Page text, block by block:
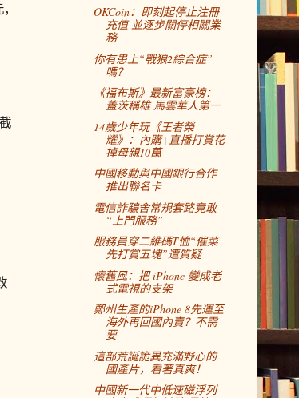
OKCoin：即刻起停止注冊
充值 並逐步關停相關業
務
你有患上“戰狼2綜合症”
嗎？
《福布斯》最新富豪榜：
蓋茨稱雄 馬雲華人第一
14歲少年玩《王者榮
耀》：內購+直播打賞花
掉母親10萬
中國移動與中國銀行合作
推出聯名卡
電信詐騙舍常規套路竟敢
“上門服務”
服務員穿二維碼T恤“催菜
先打賞五塊”遭質疑
懷舊風：把 iPhone 變成老
式電視的支架
鄭州生產的iPhone 8先運至
海外再回國內賣？不需
要
這部荒誕詭異充滿野心的
國產片，看著真爽！
中國新一代中低速磁浮列